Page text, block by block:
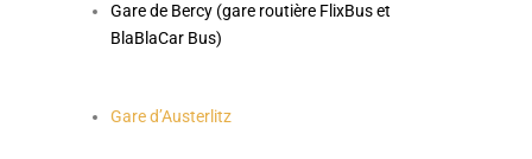
Gare de Bercy (gare routière FlixBus et
BlaBlaCar Bus)
Gare d’Austerlitz